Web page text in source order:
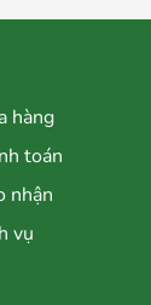
hàng
toán
nhận
vụ